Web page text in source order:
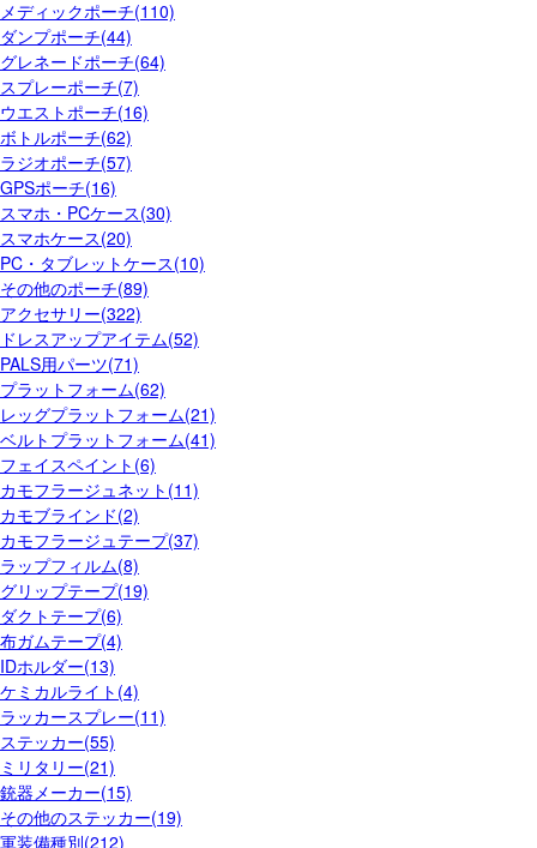
メディックポーチ(110)
ダンプポーチ(44)
グレネードポーチ(64)
スプレーポーチ(7)
ウエストポーチ(16)
ボトルポーチ(62)
ラジオポーチ(57)
GPSポーチ(16)
スマホ・PCケース(30)
スマホケース(20)
PC・タブレットケース(10)
その他のポーチ(89)
アクセサリー(322)
ドレスアップアイテム(52)
PALS用パーツ(71)
プラットフォーム(62)
レッグプラットフォーム(21)
ベルトプラットフォーム(41)
フェイスペイント(6)
カモフラージュネット(11)
カモブラインド(2)
カモフラージュテープ(37)
ラップフィルム(8)
グリップテープ(19)
ダクトテープ(6)
布ガムテープ(4)
IDホルダー(13)
ケミカルライト(4)
ラッカースプレー(11)
ステッカー(55)
ミリタリー(21)
銃器メーカー(15)
その他のステッカー(19)
軍装備種別(212)